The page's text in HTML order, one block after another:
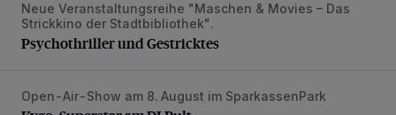
Psychothriller und Gestricktes
Neue Veranstaltungsreihe "Maschen & Movies – Das
Strickkino der Stadtbibliothek".
Psychothriller und Gestricktes
Kygo: Superstar am DJ-Pult
Open-Air-Show am 8. August im SparkassenPark